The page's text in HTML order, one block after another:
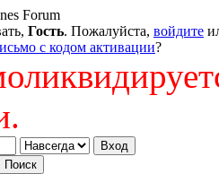
Гость. Пожалуйста, войдите
с кодом активации?